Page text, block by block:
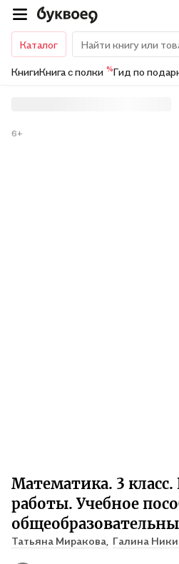
Каталог
КнигиКнига с полки %Гид по
Математика. 3
работы. Учебное
Татьяна Миракова, Галина
6+